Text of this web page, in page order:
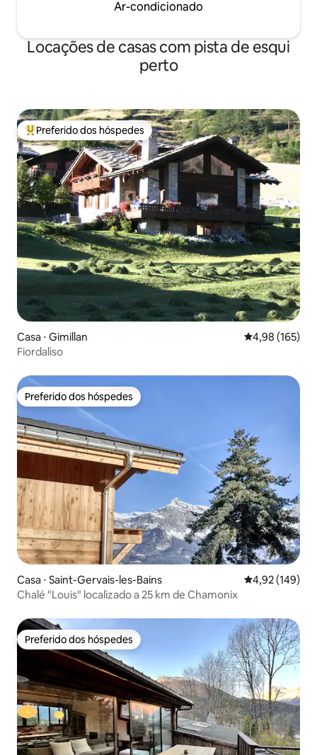
Ar-condicionado
Locações de casas com pista de esqui
perto
Entre os melhores preferidos dos hóspedes
Preferido dos hóspedes
Casa ⋅ Gimillan 4,98 de uma
4,98 (165)
Fiordaliso
Preferido dos hóspedes
Preferido dos hóspedes
Casa ⋅ Saint-Gervais-les-Bains 4,92 de uma
4,92 (149)
Chalé "Louis" localizado a 25 km de Chamonix
Preferido dos hóspedes
Preferido dos hóspedes